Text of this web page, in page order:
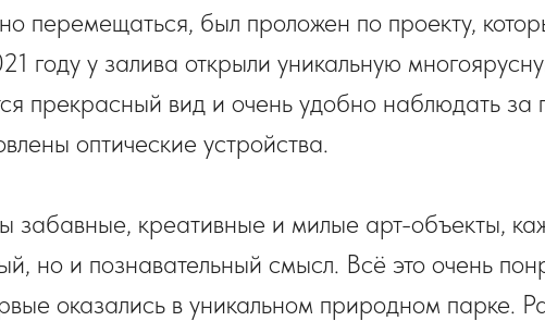
перемещаться, был проложен по проекту,
году у залива открыли уникальную
прекрасный вид и очень удобно наблюдать за
оптические устройства.
креативные и милые арт-объекты,
но и познавательный смысл. Всё это очень
оказались в уникальном природном парке.